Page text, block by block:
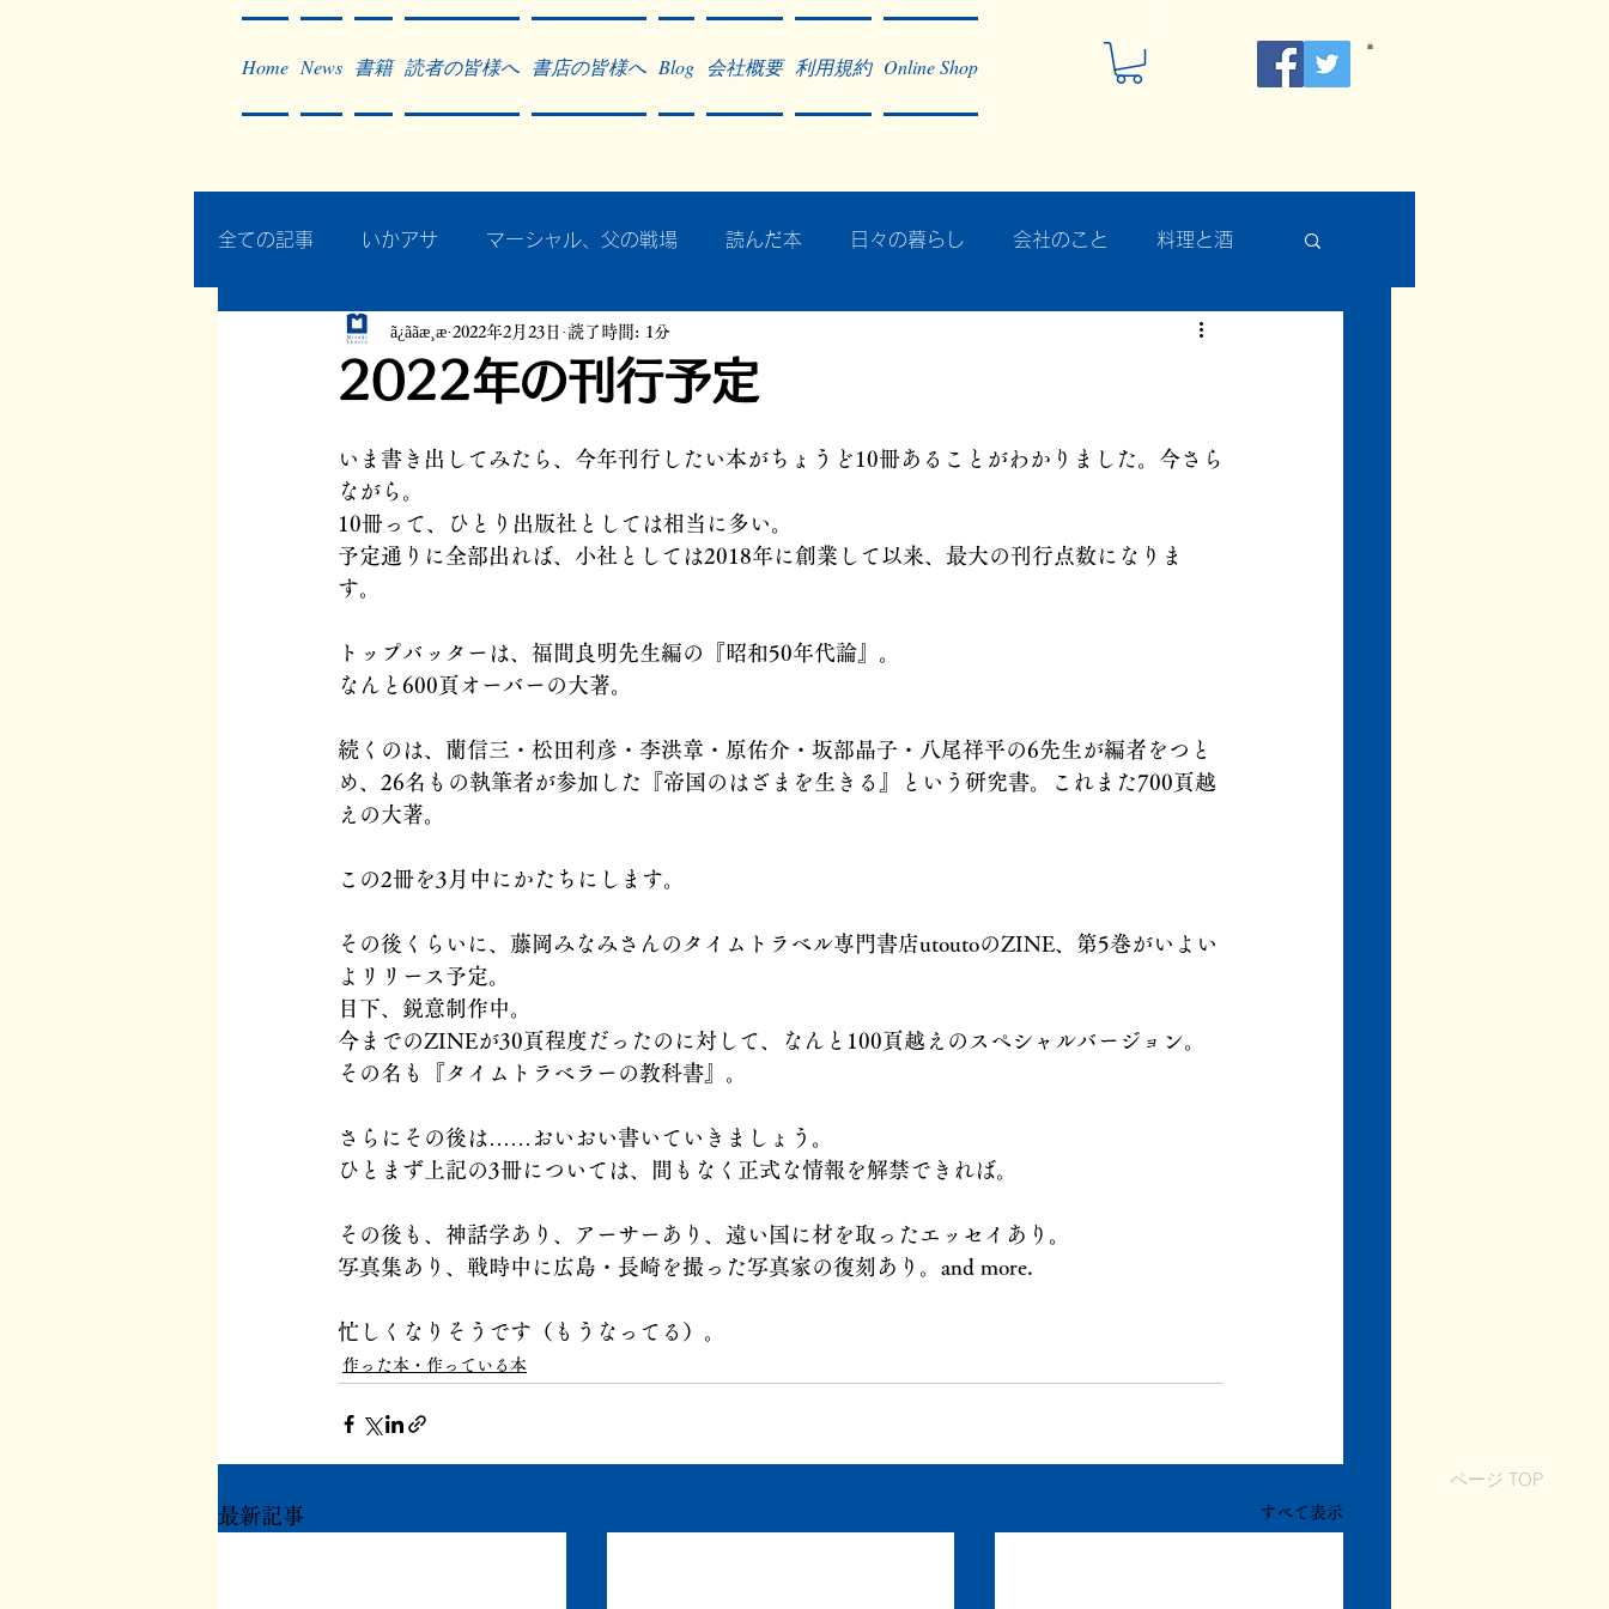
Home News 書籍 読者の皆様へ 書店の皆様へ Blog 会社概要 利用規約 Online Shop
ページ TOP
全ての記事 いかアサ マーシャル、父の戦場 読んだ本 日々の暮らし 会社のこと 料理と酒
秘蔵写真200枚でたどるアジア・太平洋戦争
2022年の刊行予定
ã¿ããæ¸æ 2022年2月23日 読了時間: 1分
いま書き出してみたら、今年刊行したい本がちょうど10冊あることがわかりました。今さら
ながら。
10冊って、ひとり出版社としては相当に多い。
予定通りに全部出れば、小社としては2018年に創業して以来、最大の刊行点数になりま
す。
トップバッターは、福間良明先生編の『昭和50年代論』。
なんと600頁オーバーの大著。
続くのは、蘭信三・松田利彦・李洪章・原佑介・坂部晶子・八尾祥平の6先生が編者をつと
め、26名もの執筆者が参加した『帝国のはざまを生きる』という研究書。これまた700頁越
えの大著。
この2冊を3月中にかたちにします。
その後くらいに、藤岡みなみさんのタイムトラベル専門書店utoutoのZINE、第5巻がいよい
よリリース予定。
目下、鋭意制作中。
今までのZINEが30頁程度だったのに対して、なんと100頁越えのスペシャルバージョン。
その名も『タイムトラベラーの教科書』。
さらにその後は……おいおい書いていきましょう。
ひとまず上記の3冊については、間もなく正式な情報を解禁できれば。
その後も、神話学あり、アーサーあり、遠い国に材を取ったエッセイあり。
写真集あり、戦時中に広島・長崎を撮った写真家の復刻あり。and more.
忙しくなりそうです（もうなってる）。
作った本・作っている本
最新記事 すべて表示